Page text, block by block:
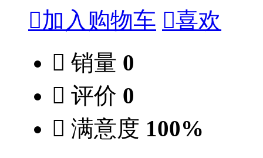
加入购物车 喜欢
 销量 0
 评价 0
 满意度 100%